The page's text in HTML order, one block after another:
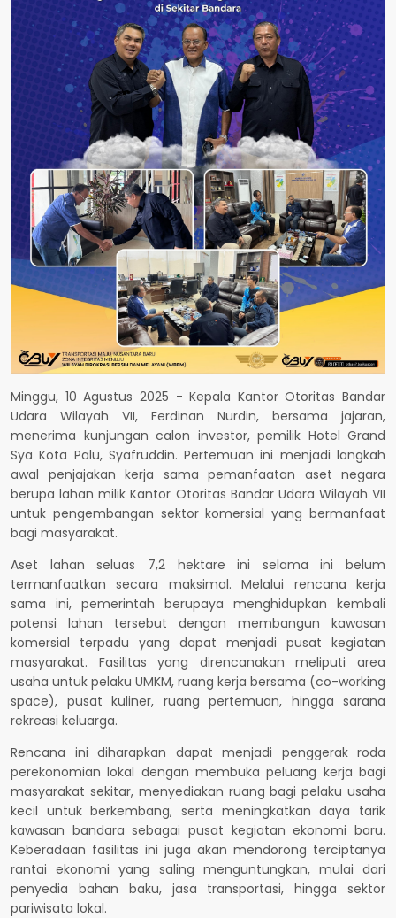
Minggu, 10 Agustus 2025 - Kepala Kantor Otoritas Bandar
Udara Wilayah VII, Ferdinan Nurdin, bersama jajaran,
menerima kunjungan calon investor, pemilik Hotel Grand
Sya Kota Palu, Syafruddin. Pertemuan ini menjadi langkah
awal penjajakan kerja sama pemanfaatan aset negara
berupa lahan milik Kantor Otoritas Bandar Udara Wilayah VII
untuk pengembangan sektor komersial yang bermanfaat
bagi masyarakat.
Aset lahan seluas 7,2 hektare ini selama ini belum
termanfaatkan secara maksimal. Melalui rencana kerja
sama ini, pemerintah berupaya menghidupkan kembali
potensi lahan tersebut dengan membangun kawasan
komersial terpadu yang dapat menjadi pusat kegiatan
masyarakat. Fasilitas yang direncanakan meliputi area
usaha untuk pelaku UMKM, ruang kerja bersama (co-working
space), pusat kuliner, ruang pertemuan, hingga sarana
rekreasi keluarga.
Rencana ini diharapkan dapat menjadi penggerak roda
perekonomian lokal dengan membuka peluang kerja bagi
masyarakat sekitar, menyediakan ruang bagi pelaku usaha
kecil untuk berkembang, serta meningkatkan daya tarik
kawasan bandara sebagai pusat kegiatan ekonomi baru.
Keberadaan fasilitas ini juga akan mendorong terciptanya
rantai ekonomi yang saling menguntungkan, mulai dari
penyedia bahan baku, jasa transportasi, hingga sektor
pariwisata lokal.